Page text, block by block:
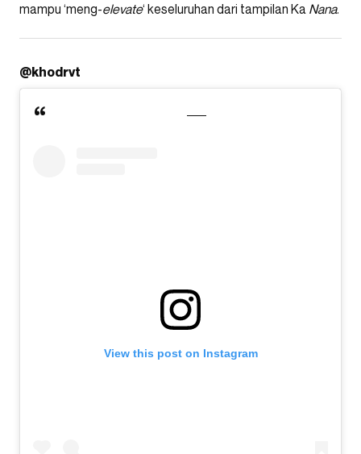
mampu ‘meng-elevate‘ keseluruhan dari tampilan Ka Nana.
@khodrvt
View this post on Instagram